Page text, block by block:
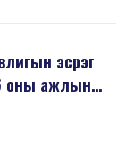
эсрэг
оны ажлын